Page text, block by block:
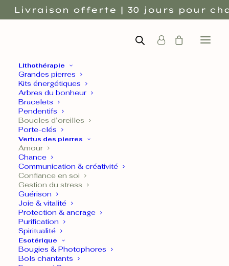
Livraison offerte | 30 jours pour
Lithothérapie
Grandes pierres
Kits énergétiques
Arbres du bonheur
Bracelets
Pendentifs
Boucles d’oreilles
Porte-clés
Vertus des pierres
Amour
Chance
Communication & créativité
Confiance en soi
Gestion du stress
Guérison
Joie & vitalité
Protection & ancrage
Purification
Spiritualité
Esotérique
Bougies & Photophores
Bols chantants
Vertus